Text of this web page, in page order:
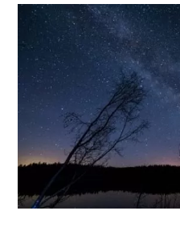
Opettaa